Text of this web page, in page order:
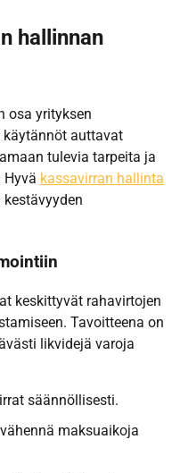
hallinnan
osa yrityksen
auttavat
tulevia tarpeita ja
Hyvä kassavirran hallinta
keskittyvät rahavirtojen
Tavoitteena on
likvidejä varoja
säännöllisesti.
maksuaikoja